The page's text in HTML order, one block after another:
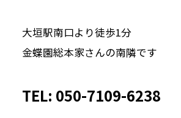
大垣駅南口より徒歩1分
金蝶園総本家さんの南隣です
TEL: 050-7109-6238